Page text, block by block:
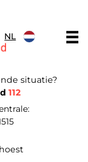
NL
situatie?
112